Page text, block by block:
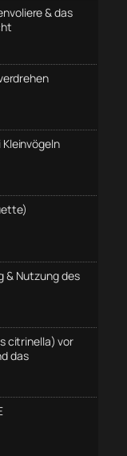
& das
& Nutzung des
citrinella) vor
das